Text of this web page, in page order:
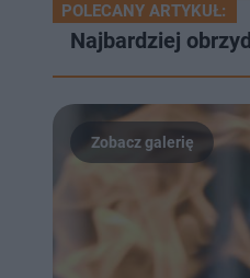
POLECANY ARTYKUŁ:
Najbardziej